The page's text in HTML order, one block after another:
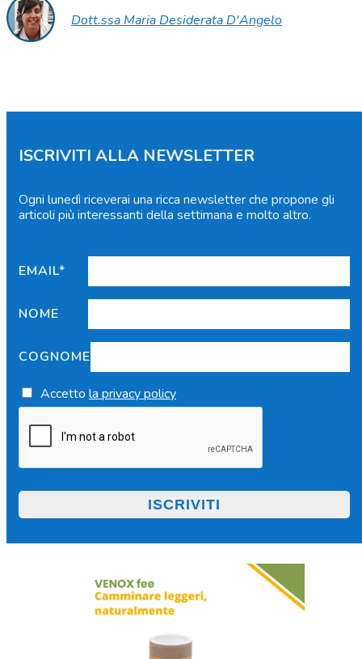
Dott.ssa Maria Desiderata D'Angelo
ISCRIVITI ALLA NEWSLETTER
Ogni lunedì riceverai una ricca newsletter che propone gli
articoli più interessanti della settimana e molto altro.
EMAIL*
NOME
COGNOME
Accetto la privacy policy